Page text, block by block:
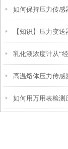
如何保持压力传感
稳定性
【知识】压力变
的？
乳化液浓度计从“
环”的工艺升级
高温熔体压力传感
用注意事项
如何用万用表检测